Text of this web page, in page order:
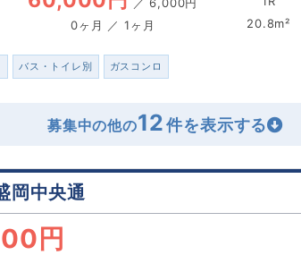
0ヶ月 ／ 1ヶ月
20.8m²
バス・トイレ別 ガスコンロ
募集中の他の12
岡中央通
円